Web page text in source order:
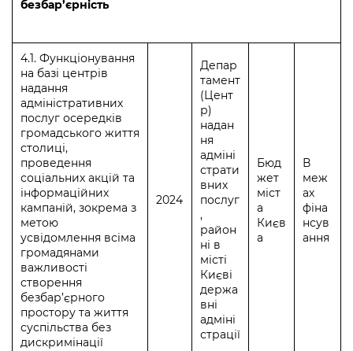
безбар’єрність
4.1. Функціонування
на базі центрів
надання
адміністративних
послуг осередків
громадського життя
столиці,
проведення
соціальних акцій та
інформаційних
кампаній, зокрема з
метою
усвідомлення всіма
громадянами
важливості
створення
безбар’єрного
простору та життя
суспільства без
дискримінації
2024
Депар
тамент
(Цент
р)
надан
ня
адміні
страти
вних
послуг
,
район
ні в
місті
Києві
держа
вні
адміні
страції
Бюд
жет
міст
а
Києв
а
В
меж
ах
фіна
нсув
ання